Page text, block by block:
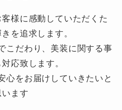
様に感動していただくた
を追求します。
こだわり、美装に関する事
応致します。
心をお届けしていきたいと
います